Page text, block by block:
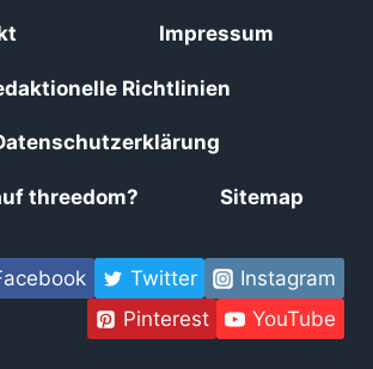
Impressum
Richtlinien
threedom? Sitemap
Twitter
Instagram
Pinterest
YouTube